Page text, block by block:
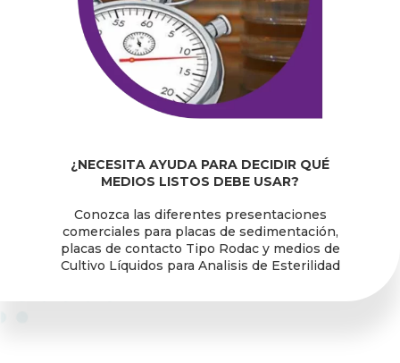
¿NECESITA AYUDA PARA DECIDIR QUÉ
MEDIOS LISTOS DEBE USAR?
Conozca las diferentes presentaciones
comerciales para placas de sedimentación,
placas de contacto Tipo Rodac y medios de
Cultivo Líquidos para Analisis de Esterilidad